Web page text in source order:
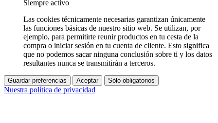
Siempre activo
Las cookies técnicamente necesarias garantizan únicamente
las funciones básicas de nuestro sitio web. Se utilizan, por
ejemplo, para permitirte reunir productos en tu cesta de la
compra o iniciar sesión en tu cuenta de cliente. Esto significa
que no podemos sacar ninguna conclusión sobre ti y los datos
resultantes nunca se transmitirán a terceros.
Guardar preferencias Aceptar Sólo obligatorios
Nuestra política de privacidad